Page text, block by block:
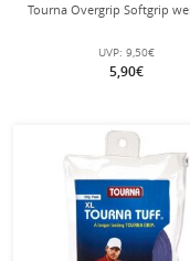
Tourna Overgrip Softgrip
UVP: 9,50€
5,90€